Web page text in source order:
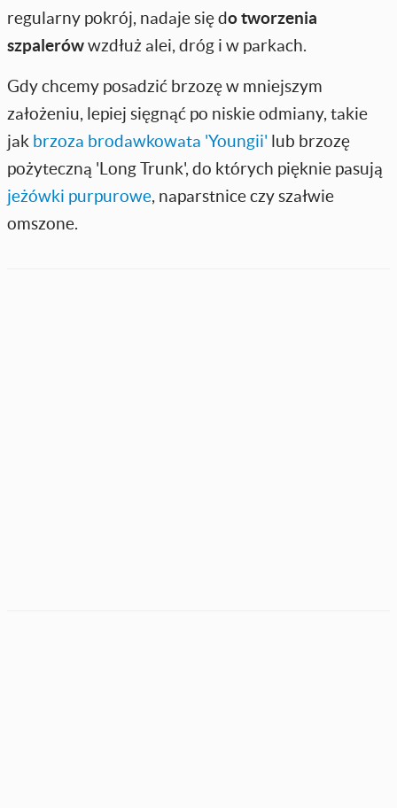
regularny pokrój, nadaje się do tworzenia
szpalerówwzdłuż alei, dróg i w parkach.
Gdy chcemy posadzić brzozę w mniejszym
założeniu, lepiej sięgnąć po niskie odmiany, takie
jak brzoza brodawkowata 'Youngii' lub brzozę
pożyteczną 'Long Trunk', do których pięknie pasują
jeżówki purpurowe, naparstnice czy szałwie
omszone.